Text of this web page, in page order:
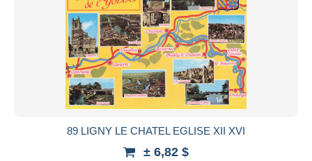
89 LIGNY LE CHATEL EGLISE XII XVI
± 6,82 $